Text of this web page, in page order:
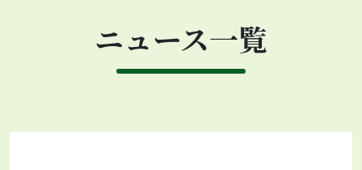
ニュース一覧